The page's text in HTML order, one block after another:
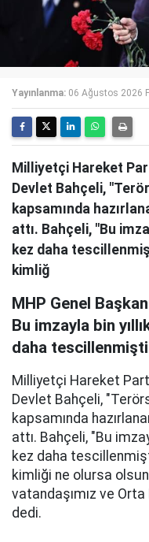
Yayınlanma: 06 Ağustos 2026
Milliyetçi Hareket
Devlet Bahçeli,
kapsamında
attı. Bahçeli, "Bu
kez daha
kimliğ
MHP Genel
Bu imzayla bin
daha
Milliyetçi Hareket
Devlet Bahçeli,
kapsamında
attı. Bahçeli, "Bu
kez daha
kimliği ne olursa
vatandaşımız ve Orta
dedi.